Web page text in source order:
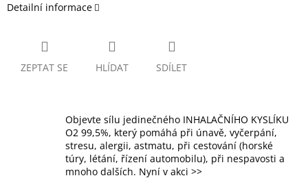
Detailní informace
ZEPTAT SE HLÍDAT SDÍLET
Objevte sílu jedinečného INHALAČNÍHO KYSLÍKU
O2 99,5%, který pomáhá při únavě, vyčerpání,
stresu, alergii, astmatu, při cestování (horské
túry, létání, řízení automobilu), při nespavosti a
mnoho dalších. Nyní v akci >>